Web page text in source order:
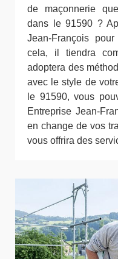
de maçonnerie
dans le 91590 ?
Jean-François
cela, il tiendra
adoptera des
avec le style de
le 91590, vous
Entreprise Jean-
en change de vos
vous offrira des